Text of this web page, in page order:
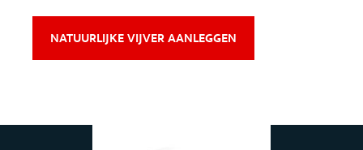
NATUURLIJKE VIJVER AANLEGGEN